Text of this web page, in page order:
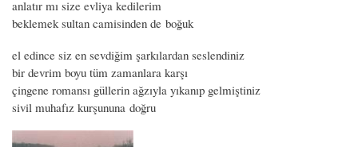
anlatır mı size evliya kedilerim
beklemek sultan camisinden de boğuk
el edince siz en sevdiğim şarkılardan seslendiniz
bir devrim boyu tüm zamanlara karşı
çingene romansı güllerin ağzıyla yıkanıp gelmiştiniz
sivil muhafız kurşununa doğru